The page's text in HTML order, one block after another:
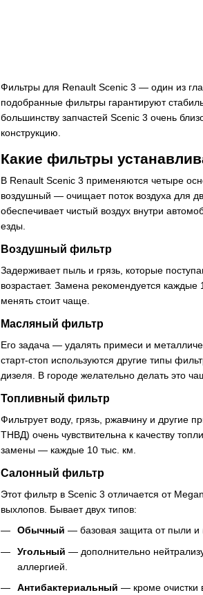
Фильтры для Renault Scenic 3 — один из
подобранные фильтры гарантируют
большинству запчастей Scenic 3 очень
конструкцию.
Какие фильтры
В Renault Scenic 3 применяются четыре
воздушный — очищает поток воздуха для
обеспечивает чистый воздух внутри
езды.
Воздушный фильтр
Задерживает пыль и грязь, которые
возрастает. Замена рекомендуется
менять стоит чаще.
Масляный фильтр
Его задача — удалять примеси и
старт-стоп используются другие типы
дизеля. В городе желательно делать это
Топливный фильтр
Фильтрует воду, грязь, ржавчину и другие
ТНВД) очень чувствительна к качеству
замены — каждые 10 тыс. км.
Салонный фильтр
Этот фильтр в Scenic 3 отличается от
выхлопов. Бывает двух типов:
Обычный — базовая защита от пыли и
Угольный — дополнительно
аллергией.
Антибактериальный — кроме очистки